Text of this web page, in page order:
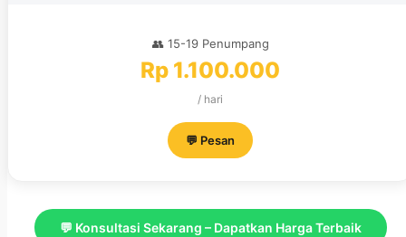
👥 15-19 Penumpang
Rp 1.100.000
/ hari
💬 Pesan
💬 Konsultasi Sekarang – Dapatkan Harga Terbaik